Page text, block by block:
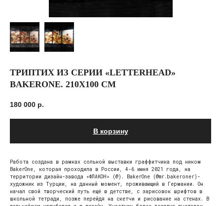
ТРИПТИХ ИЗ СЕРИИ «LETTERHEAD»
BAKERONE. 210Х100 СМ
180 000 р.
В корзину
Работа создана в рамках сольной выставки граффитчика под ником
BakerOne, которая проходила в России, 4-6 июня 2021 года, на
территории дизайн-завода «ФЛАКОН» (@). BakerOne (@mr.bakeroner)-
художник из Турции, на данный момент, проживающий в Германии. Он
начал свой творческий путь ещё в детстве, с зарисовок шрифтов в
школьной тетради, позже перейдя на скетчи и рисование на стенах. В